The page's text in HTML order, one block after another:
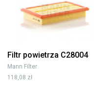
Filtr powietrza C28004
Mann Filter
118,08 zł